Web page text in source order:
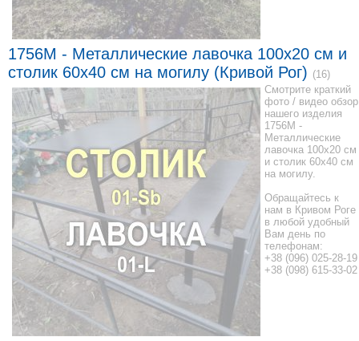
1756M - Металлические лавочка 100x20 см и
столик 60x40 см на могилу (Кривой Рог) (16)
Смотрите краткий
фото / видео обзор
нашего изделия
1756M -
Металлические
лавочка 100x20 см
и столик 60x40 см
на могилу.
Обращайтесь к
нам в Кривом Роге
в любой удобный
Вам день по
телефонам:
+38 (096) 025-28-19
+38 (098) 615-33-02